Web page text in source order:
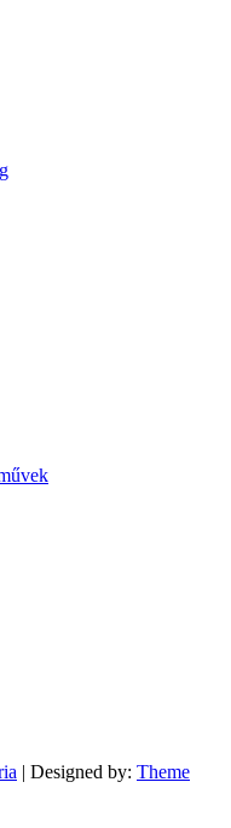
| Designed by: Theme